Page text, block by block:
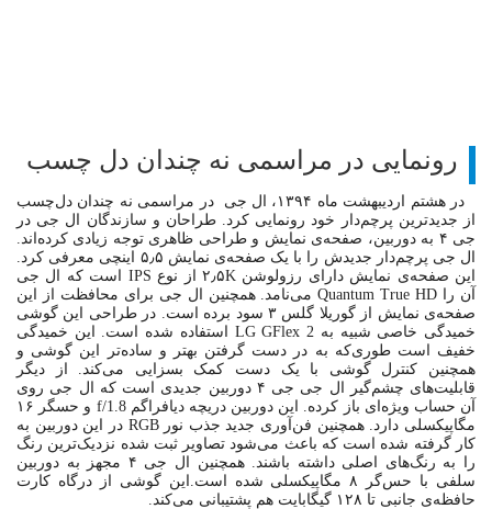
رونمایی در مراسمی نه چندان دل چسب
در هشتم اردیبهشت ماه ۱۳۹۴، ال جی در مراسمی نه چندان دل‌چسب
از جدیدترین پرچم‌دار خود رونمایی کرد. طراحان و سازندگان ال جی در
جی ۴ به دوربین، صفحه‌ی نمایش و طراحی ظاهری توجه زیادی کرده‌اند.
ال جی پرچم‌دار جدیدش را با یک صفحه‌ی نمایش ۵٫۵ اینچی معرفی کرد.
این صفحه‌ی نمایش دارای رزولوشن ۲٫۵K از نوع IPS است که ال جی
آن را Quantum True HD می‌نامد. همچنین ال جی برای محافظت از این
صفحه‌ی نمایش از گوریلا گلس ۳ سود برده است. در طراحی این گوشی
خمیدگی خاصی شبیه به LG GFlex 2 استفاده شده‌ است. این خمیدگی
خفیف است طوری‌که به در دست گرفتن بهتر و ساده‌تر این گوشی و
همچنین کنترل گوشی با یک دست کمک بسزایی می‌کند. از دیگر
قابلیت‌های چشم‌گیر ال جی جی ۴ دوربین جدیدی است که ال جی روی
آن حساب ویژه‌ای باز کرده. این دوربین دریچه دیافراگم f/1.8 و حسگر ۱۶
مگاپیکسلی دارد. همچنین فن‌آوری جدید جذب نور RGB در این دوربین به
کار گرفته شده است که باعث می‌شود تصاویر ثبت شده نزدیک‌ترین رنگ
را به رنگ‌های اصلی داشته باشند. همچنین ال جی ۴ مجهز به دوربین
سلفی با حس‌گر ۸ مگاپیکسلی شده است.این گوشی از درگاه کارت
حافظه‌ی جانبی تا ۱۲۸ گیگابایت هم پشتیبانی می‌کند.